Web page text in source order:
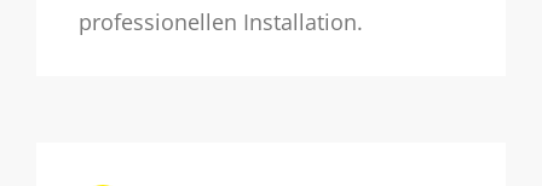
professionellen Installation.